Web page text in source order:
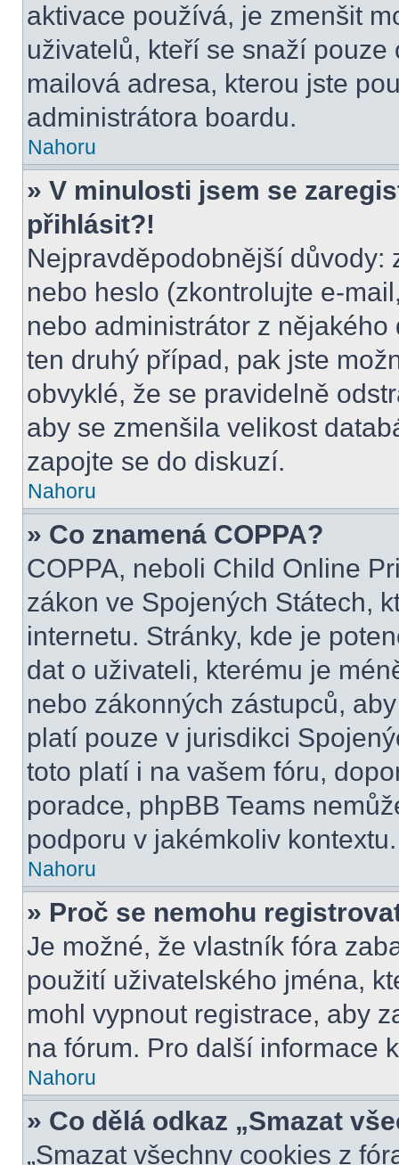
aktivace používá, je zmenšit
uživatelů, kteří se snaží
mailová adresa, kterou jste
administrátora boardu.
Nahoru
» V minulosti jsem se
přihlásit?!
Nejpravděpodobnější důvody:
nebo heslo (zkontrolujte e-
nebo administrátor z
ten druhý případ, pak jste
obvyklé, že se pravidelně
aby se zmenšila velikost
zapojte se do diskuzí.
Nahoru
» Co znamená COPPA?
COPPA, neboli Child Online
zákon ve Spojených Státech,
internetu. Stránky, kde je
dat o uživateli, kterému je
nebo zákonných zástupců,
platí pouze v jurisdikci
toto platí i na vašem fóru,
poradce, phpBB Teams
podporu v jakémkoliv kontextu.
Nahoru
» Proč se nemohu
Je možné, že vlastník fóra
použití uživatelského jména,
mohl vypnout registrace, aby
na fórum. Pro další informace
Nahoru
» Co dělá odkaz „Smazat
„Smazat všechny cookies z